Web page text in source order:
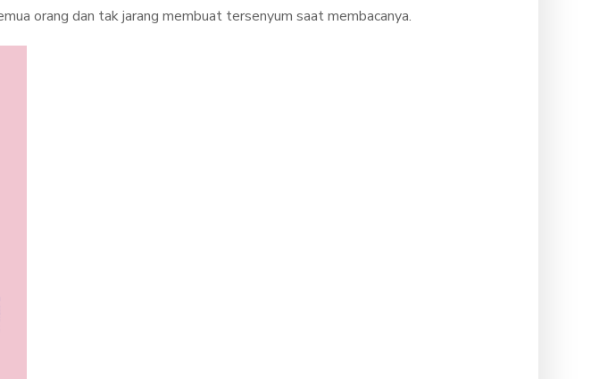
orang dan tak jarang membuat tersenyum saat membacanya.